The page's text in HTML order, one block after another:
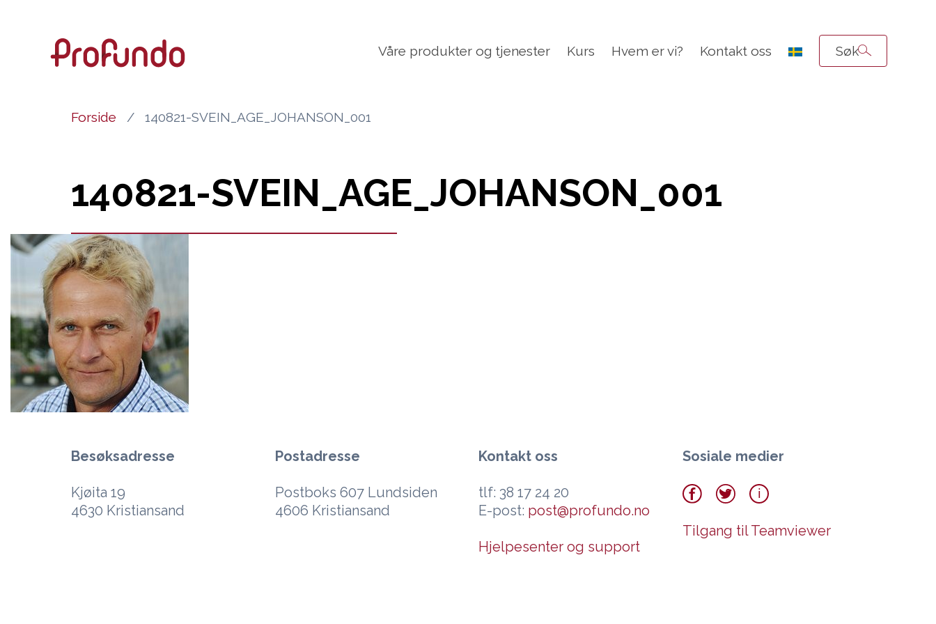
Våre produkter og tjenester Kurs Hvem er vi? Kontakt oss Søk
Forside 140821-SVEIN_AGE_JOHANSON_001
140821-SVEIN_AGE_JOHANSON_001
Besøksadresse
Kjøita 19
4630 Kristiansand
Postadresse
Postboks 607 Lundsiden
4606 Kristiansand
Kontakt oss
tlf: 38 17 24 20
E-post: post@profundo.no
Hjelpesenter og support
Sosiale medier
Tilgang til Teamviewer